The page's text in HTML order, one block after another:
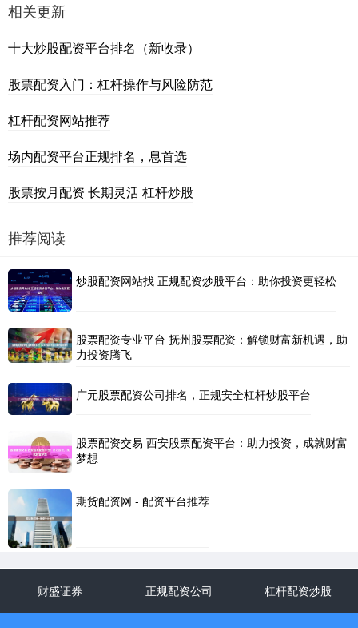
相关更新
十大炒股配资平台排名（新收录）
股票配资入门：杠杆操作与风险防范
杠杆配资网站推荐
场内配资平台正规排名，息首选
股票按月配资 长期灵活 杠杆炒股
推荐阅读
炒股配资网站找 正规配资炒股平台：助你投资更轻松
股票配资专业平台 抚州股票配资：解锁财富新机遇，助
力投资腾飞
广元股票配资公司排名，正规安全杠杆炒股平台
股票配资交易 西安股票配资平台：助力投资，成就财富
梦想
期货配资网 - 配资平台推荐
财盛证券 正规配资公司 杠杆配资炒股